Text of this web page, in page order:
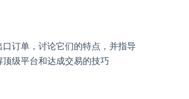
订单，讨论它们的特点，并指导
级平台和达成交易的技巧